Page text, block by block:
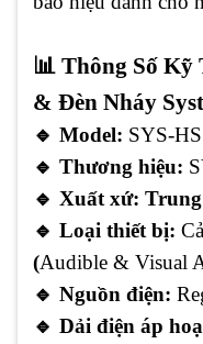
📊 Thông Số
& Đèn Nháy
🔹 Model: SYS-HS
🔹 Thương hiệu:
🔹 Xuất xứ:
🔹 Loại thiết bị:
(Audible & Visual
🔹 Nguồn điện:
🔹 Dải điện áp